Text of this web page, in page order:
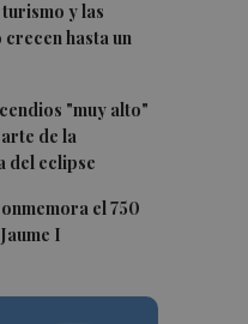
y las
hasta un
"muy alto"
de la
del eclipse
el 750
I